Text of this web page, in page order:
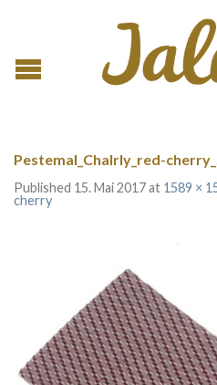
Pestemal_Chalrly_red-
Published 15. Mai 2017at 1589 ×
cherry